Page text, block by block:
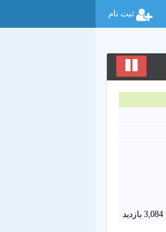
ثبت نام
3,084 بازدید